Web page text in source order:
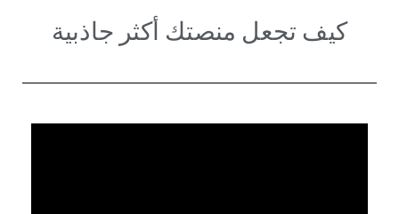
كيف تجعل منصتك أكثر جاذبية